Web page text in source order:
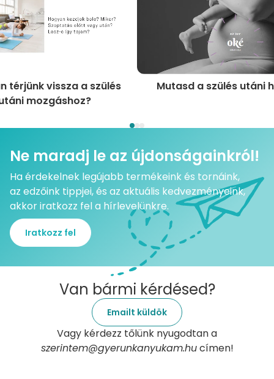
térjünk vissza a szülés
mozgáshoz?
Mutasd a szülés utáni
Ne maradj le az újdonságainkról!
Ha érdekelnek legújabb termékeink és tornáink,
az edzőink tippjei, és az aktuális kedvezményeink,
akkor iratkozz fel a hírlevelünkre.
Iratkozz fel
Van bármi kérdésed?
Emailt küldök
Vagy kérdezz tőlünk nyugodtan a
szerintem@gyerunkanyukam.hucímen!